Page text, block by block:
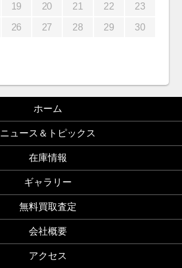
19 20 21 22 23
26 27 28 29 30
ホーム
ニュース＆トピックス
在庫情報
ギャラリー
無料買取査定
会社概要
アクセス